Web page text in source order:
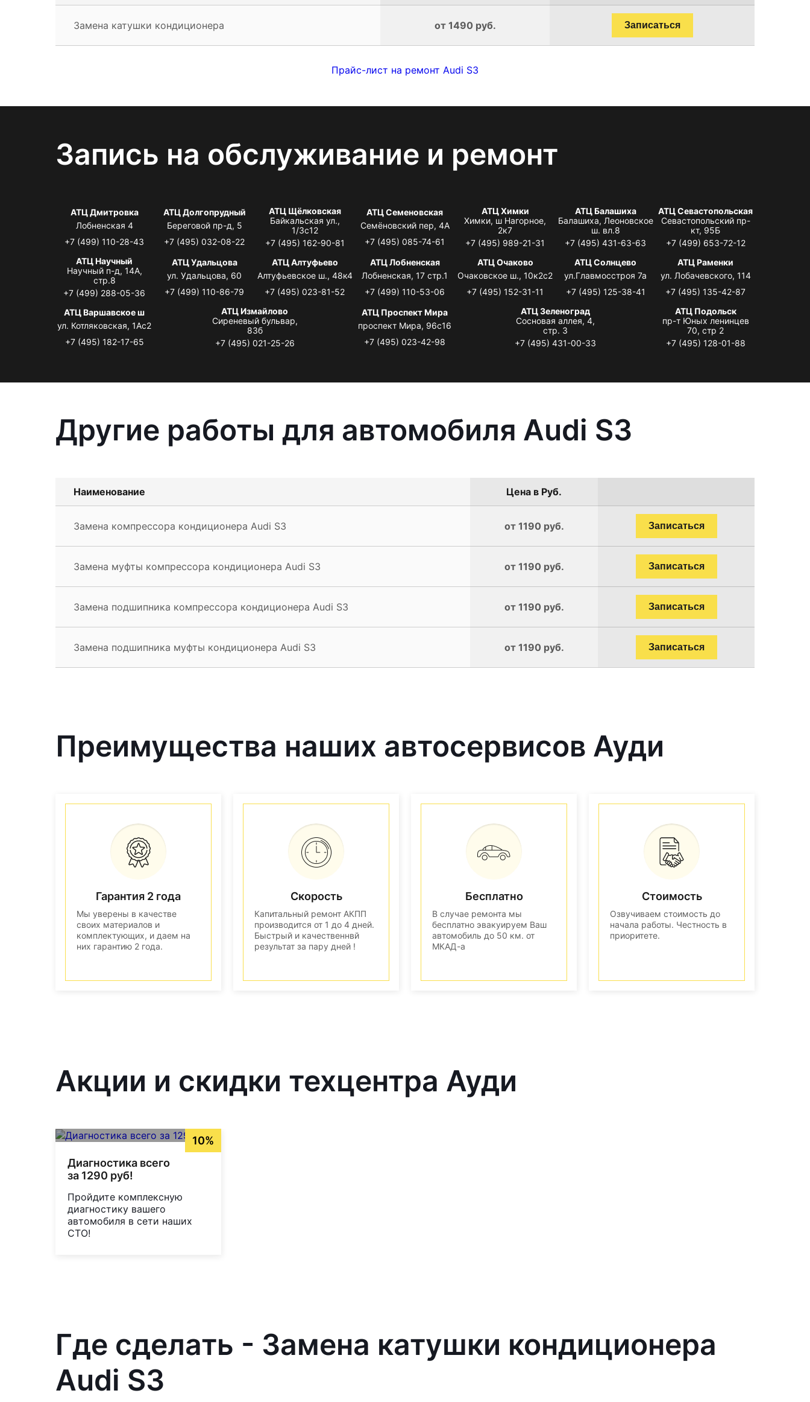
Замена катушки кондиционера от 1490 руб. Записаться
Прайс-лист на ремонт Audi S3
Запись на обслуживание и ремонт
АТЦ Дмитровка
Лобненская 4
+7 (499) 110-28-43
АТЦ Долгопрудный
Береговой пр-д, 5
+7 (495) 032-08-22
АТЦ Щёлковская
Байкальская ул.,
1/3с12
+7 (495) 162-90-81
АТЦ Семеновская
Семёновский пер, 4А
+7 (495) 085-74-61
АТЦ Химки
Химки, ш Нагорное,
2к7
+7 (495) 989-21-31
АТЦ Балашиха
Балашиха, Леоновское
ш. вл.8
+7 (495) 431-63-63
АТЦ Севастопольская
Севастопольский пр-
кт, 95Б
+7 (499) 653-72-12
АТЦ Научный
Научный п-д, 14А,
стр.8
+7 (499) 288-05-36
АТЦ Удальцова
ул. Удальцова, 60
+7 (499) 110-86-79
АТЦ Алтуфьево
Алтуфьевское ш., 48к4
+7 (495) 023-81-52
АТЦ Лобненская
Лобненская, 17 стр.1
+7 (499) 110-53-06
АТЦ Очаково
Очаковское ш., 10к2с2
+7 (495) 152-31-11
АТЦ Солнцево
ул.Главмосстроя 7а
+7 (495) 125-38-41
АТЦ Раменки
ул. Лобачевского, 114
+7 (495) 135-42-87
АТЦ Варшавское ш
ул. Котляковская, 1Ас2
+7 (495) 182-17-65
АТЦ Измайлово
Сиреневый бульвар,
83б
+7 (495) 021-25-26
АТЦ Проспект Мира
проспект Мира, 96с16
+7 (495) 023-42-98
АТЦ Зеленоград
Сосновая аллея, 4,
стр. 3
+7 (495) 431-00-33
АТЦ Подольск
пр-т Юных ленинцев
70, стр 2
+7 (495) 128-01-88
Другие работы для автомобиля Audi S3
Наименование Цена в Руб.
Замена компрессора кондиционера Audi S3 от 1190 руб. Записаться
Замена муфты компрессора кондиционера Audi S3 от 1190 руб. Записаться
Замена подшипника компрессора кондиционера Audi S3 от 1190 руб. Записаться
Замена подшипника муфты кондиционера Audi S3 от 1190 руб. Записаться
Преимущества наших автосервисов Ауди
Гарантия 2 года
Мы уверены в качестве
своих материалов и
комплектующих, и даем на
них гарантию 2 года.
Скорость
Капитальный ремонт АКПП
производится от 1 до 4 дней.
Быстрый и качественнвй
результат за пару дней !
Бесплатно
В случае ремонта мы
бесплатно эвакуируем Ваш
автомобиль до 50 км. от
МКАД-а
Стоимость
Озвучиваем стоимость до
начала работы. Честность в
приоритете.
Акции и скидки техцентра Ауди
10%
Диагностика всего
за 1290 руб!
Пройдите комплексную
диагностику вашего
автомобиля в сети наших
СТО!
Где сделать - Замена катушки кондиционера
Audi S3